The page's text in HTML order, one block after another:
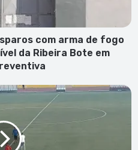
com arma de fogo
da Ribeira Bote em